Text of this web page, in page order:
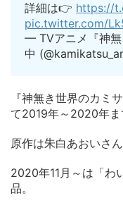
詳細は👉 https://
pic.twitter.com/
— TVアニメ『神無
中
『神無き世界のカミ
て2019年～2020年ま
原作は朱白あおいさ
2020年11月～は「わ
品。